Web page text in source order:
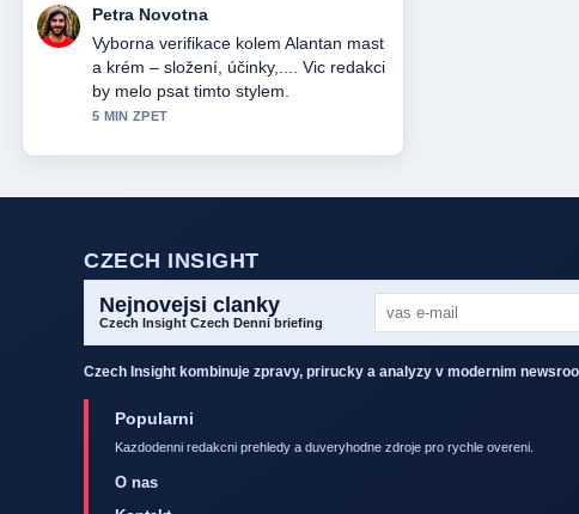
Jakub Dvorak
Skvele shrnuti k Chytré hodinky v
Irsku: Kde koupit a.... Je to
nejprehlednejsi souhrn, ktery jsem
dnes videl.
CZECH INSIGHT
Nejnovejsi clanky
Czech Insight Czech Denni briefing
Czech Insight kombinuje zpravy, prirucky a analyzy v modernim
Popularni
Kazdodenni redakcni prehledy a duveryhodne zdroje pro rychle overeni.
O nas